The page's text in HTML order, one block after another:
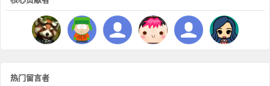
热门留言者